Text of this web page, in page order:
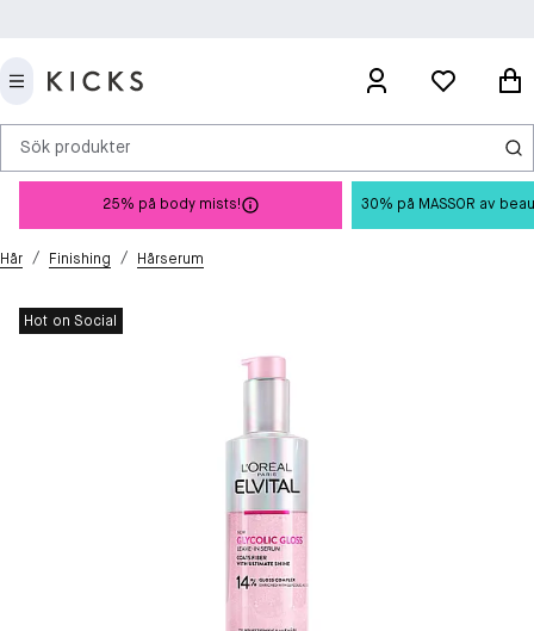
Sök produkter
25% på body mists! 30% på MASSOR av
Hår / Finishing / Hårserum
Hot on Social